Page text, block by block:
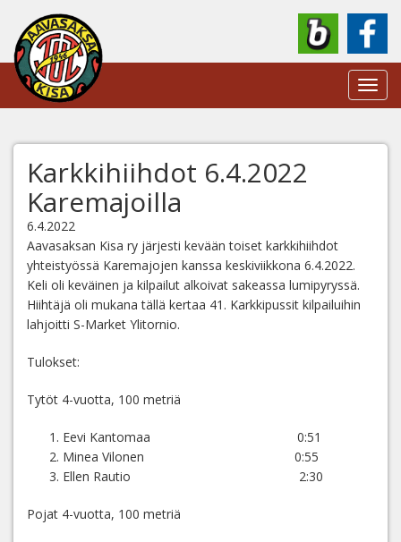
Karkkihiihdot 6.4.2022
Karemajoilla
6.4.2022
Aavasaksan Kisa ry järjesti kevään toiset karkkihiihdot
yhteistyössä Karemajojen kanssa keskiviikkona 6.4.2022.
Keli oli keväinen ja kilpailut alkoivat sakeassa lumipyryssä.
Hiihtäjä oli mukana tällä kertaa 41. Karkkipussit kilpailuihin
lahjoitti S-Market Ylitornio.
Tulokset:
Tytöt 4-vuotta, 100 metriä
Eevi Kantomaa 0:51
Minea Vilonen 0:55
Ellen Rautio 2:30
Pojat 4-vuotta, 100 metriä